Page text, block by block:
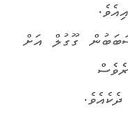
ގޫގުލް އަށް